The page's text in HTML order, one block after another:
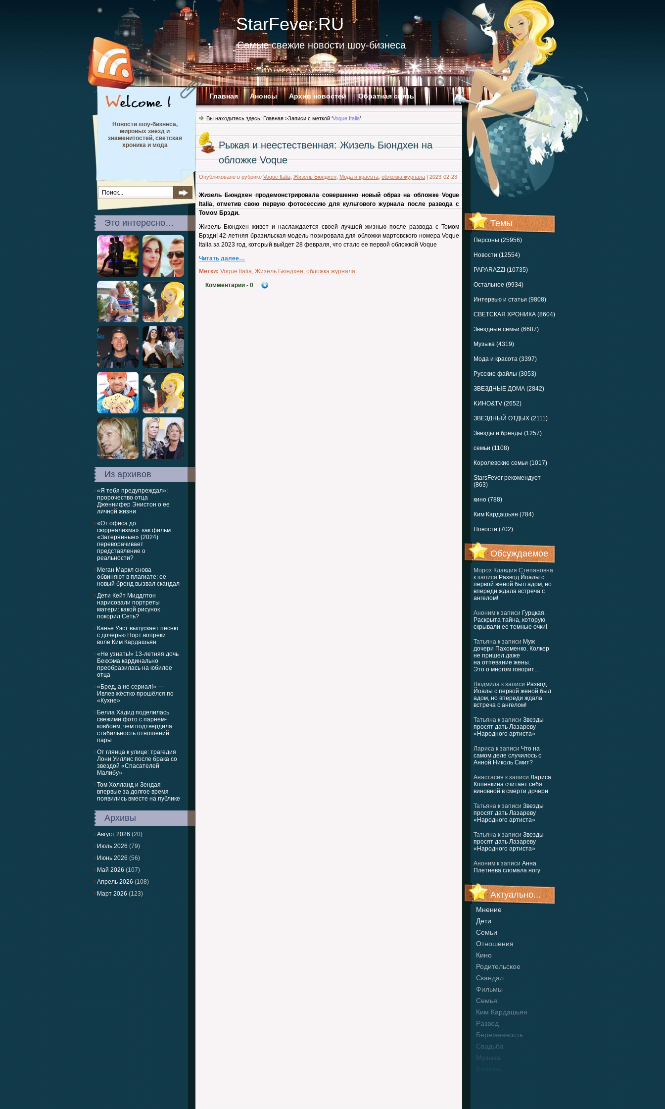
StarFever.RU
Самые свежие новости шоу-бизнеса
Главная Анонсы Архив новостей Обратная связь
Темы
Персоны (25956)
Новости (12554)
PAPARAZZI (10735)
Остальное (9934)
Интервью и статьи (9808)
СВЕТСКАЯ ХРОНИКА (8604)
Звездные семьи (6687)
Музыка (4319)
Мода и красота (3397)
Русские файлы (3053)
ЗВЕЗДНЫЕ ДОМА (2842)
KИНО&TV (2652)
ЗВЕЗДНЫЙ ОТДЫХ (2111)
Звезды и бренды (1257)
семьи (1108)
Королевские семьи (1017)
StarsFever рекомендует
(863)
кино (788)
Ким Кардашьян (784)
Новости (702)
Обсуждаемое
Мороз Клавдия Степановна
к записи Развод Йоалы с
первой женой был адом, но
впереди ждала встреча с
ангелом!
Аноним к записи Гурцкая.
Раскрыта тайна, которую
скрывали ее темные очки!
Татьяна к записи Муж
дочери Пахоменко. Колкер
не пришел даже
на отпевание жены.
Это о многом говорит…
Людмила к записи Развод
Йоалы с первой женой был
адом, но впереди ждала
встреча с ангелом!
Татьяна к записи Звезды
просят дать Лазареву
«Народного артиста»
Лариса к записи Что на
самом деле случилось с
Анной Николь Смит?
Анастасия к записи Лариса
Копенкина считает себя
виновной в смерти дочери
Татьяна к записи Звезды
просят дать Лазареву
«Народного артиста»
Татьяна к записи Звезды
просят дать Лазареву
«Народного артиста»
Аноним к записи Анна
Плетнева сломала ногу
Актуально...
Мнение
Дети
Семьи
Отношения
Кино
Родительское
Скандал
Фильмы
Семья
Ким Кардашьян
Развод
Беременность
Свадьба
Музыка
Новости шоу-бизнеса,
мировых звезд и
знаменитостей, светская
хроника и мода
Это интересно…
Из архивов
«Я тебя предупреждал»:
пророчество отца
Дженнифер Энистон о ее
личной жизни
«От офиса до
сюрреализма»: как фильм
«Затерянные» (2024)
переворачивает
представление о
реальности?
Меган Маркл снова
обвиняют в плагиате: ее
новый бренд вызвал скандал
Дети Кейт Миддлтон
нарисовали портреты
матери: какой рисунок
покорил Сеть?
Канье Уэст выпускает песню
с дочерью Норт вопреки
воле Ким Кардашьян
«Не узнать!» 13-летняя дочь
Бекхэма кардинально
преобразилась на юбилее
отца
«Бред, а не сериал!» —
Ивлев жёстко прошёлся по
«Кухне»
Белла Хадид поделилась
свежими фото с парнем-
ковбоем, чем подтвердила
стабильность отношений
пары
От глянца к улице: трагедия
Лони Уиллис после брака со
звездой «Спасателей
Малибу»
Том Холланд и Зендая
впервые за долгое время
появились вместе на публике
Архивы
Август 2026 (20)
Июль 2026 (79)
Июнь 2026 (56)
Май 2026 (107)
Апрель 2026 (108)
Март 2026 (123)
Вы находитесь здесь: Главная >Записи с меткой ‘Voque Italia’
Рыжая и неестественная: Жизель Бюндхен на
обложке Voque
Опубликовано в рубрике Voque Italia Жизель Бюндхен Мода и красота обложка журнала | 2023-02-23
Жизель Бюндхен продемонстрировала совершенно новый образ на обложке Vogue
Italia, отметив свою первую фотосессию для культового журнала после развода с
Томом Брэди.
Жизель Бюндхен живет и наслаждается своей лучшей жизнью после развода с Томом
Брэди! 42-летняя бразильская модель позировала для обложки мартовского номера Voque
Italia за 2023 год, который выйдет 28 февраля, что стало ее первой обложкой Voque
Читать далее…
Метки: Voque Italia, Жизель Бюндхен, обложка журнала
Комментарии - 0